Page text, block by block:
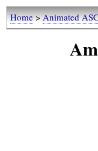
Home>Animated